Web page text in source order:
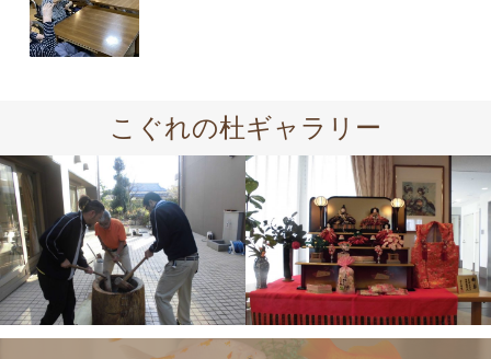
こぐれの杜ギャラリー